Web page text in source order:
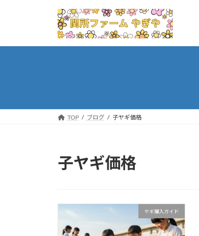
プ
動
TOP ブログ 子ヤギ価格
子ヤギ価格
ヤギ購入ガイド